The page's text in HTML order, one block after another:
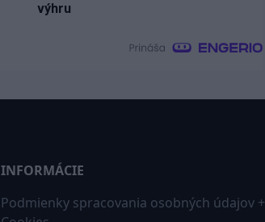
výhru
INFORMÁCIE
Podmienky spracovania osobných údajov +